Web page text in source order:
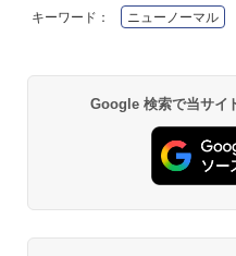
キーワード： ニューノーマル
Google 検索で当サイ